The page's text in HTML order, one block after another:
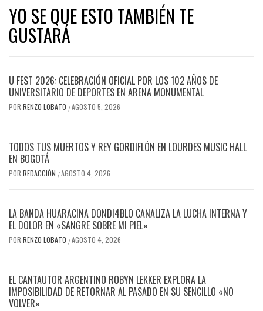
YO SE QUE ESTO TAMBIÉN TE
GUSTARÁ
U FEST 2026: CELEBRACIÓN OFICIAL POR LOS 102 AÑOS DE
UNIVERSITARIO DE DEPORTES EN ARENA MONUMENTAL
POR RENZO LOBATO /AGOSTO 5, 2026
TODOS TUS MUERTOS Y REY GORDIFLÓN EN LOURDES MUSIC HALL
EN BOGOTÁ
POR REDACCIÓN /AGOSTO 4, 2026
LA BANDA HUARACINA DONDI4BLO CANALIZA LA LUCHA INTERNA Y
EL DOLOR EN «SANGRE SOBRE MI PIEL»
POR RENZO LOBATO /AGOSTO 4, 2026
EL CANTAUTOR ARGENTINO ROBYN LEKKER EXPLORA LA
IMPOSIBILIDAD DE RETORNAR AL PASADO EN SU SENCILLO «NO
VOLVER»